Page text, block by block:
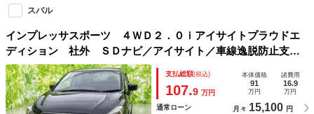
スバル
インプレッサスポーツ ４ＷＤ２．０ｉアイサイトプラウドエ
ディション 社外 ＳＤナビ／アイサイト／車線逸脱防止支援
システム／ヘッドランプ ＨＩＤ／ＵＳＢジャック／Ｂｌｕｅ
ｔｏｏｔｈ接続／ＥＴＣ／ＥＢＤ付ＡＢＳ／横滑り防止装置／
アイドリングストップ
支払総額(税込)
107.9 万円
本体価格
91
万円
諸費用
16.9
万円
通常ローン 月々 15,100 円